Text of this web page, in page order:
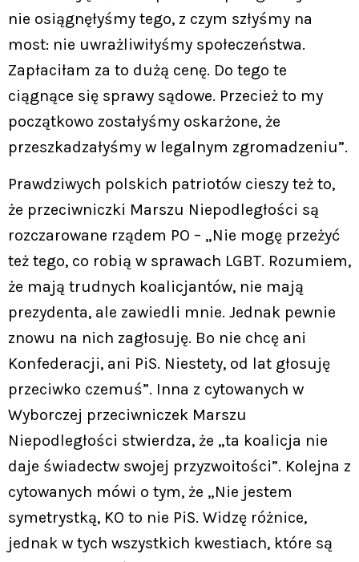
nie osiągnęłyśmy tego, z czym szłyśmy na
most: nie uwrażliwiłyśmy społeczeństwa.
Zapłaciłam za to dużą cenę. Do tego te
ciągnące się sprawy sądowe. Przecież to my
początkowo zostałyśmy oskarżone, że
przeszkadzałyśmy w legalnym zgromadzeniu”.
Prawdziwych polskich patriotów cieszy też to,
że przeciwniczki Marszu Niepodległości są
rozczarowane rządem PO – „Nie mogę przeżyć
też tego, co robią w sprawach LGBT. Rozumiem,
że mają trudnych koalicjantów, nie mają
prezydenta, ale zawiedli mnie. Jednak pewnie
znowu na nich zagłosuję. Bo nie chcę ani
Konfederacji, ani PiS. Niestety, od lat głosuję
przeciwko czemuś”. Inna z cytowanych w
Wyborczej przeciwniczek Marszu
Niepodległości stwierdza, że „ta koalicja nie
daje świadectw swojej przyzwoitości”. Kolejna z
cytowanych mówi o tym, że „Nie jestem
symetrystką, KO to nie PiS. Widzę różnice,
jednak w tych wszystkich kwestiach, które są